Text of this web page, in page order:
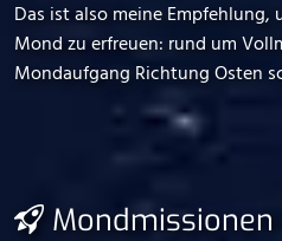
Das ist also meine
Mond zu erfreuen: rund um
Mondaufgang Richtung Osten
Mondmissionen